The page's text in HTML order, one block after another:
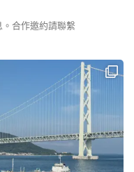
合作邀約請聯繫